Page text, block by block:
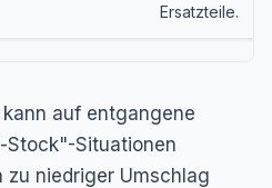
Ersatzteile.
auf entgangene
Stock"-Situationen
zu niedriger Umschlag